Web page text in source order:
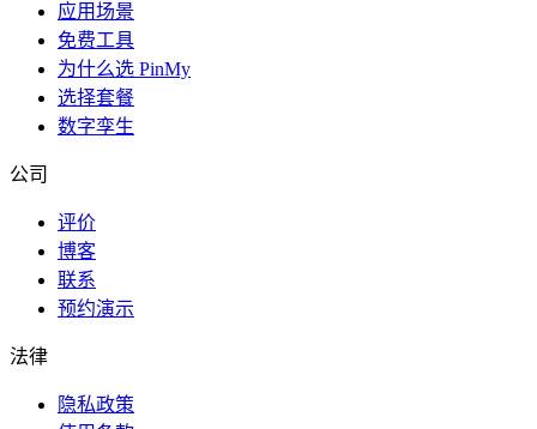
应用场景
免费工具
为什么选 PinMy
选择套餐
数字孪生
公司
评价
博客
联系
预约演示
法律
隐私政策